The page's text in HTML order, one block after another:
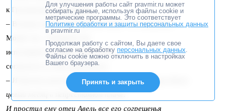
к Грузинскому Каталикосу.
– В конце концов, Кавказские горы – его владенья.
Может он,– ободряли мы
испугавшегося вдруг Августина,–
согласится за тебя поручиться.
– И прожил раскаявшийся вертолетчик у отца Авеля
целый месяц в непрестанном плаче.
И простил ему отец Авель все его согрешенья
Для улучшения работы сайт pravmir.ru может
собирать данные, используя файлы cookie и
метрические программы. Это соответствует
Политике обработки и защиты персональных данных
в pravmir.ru
Продолжая работу с сайтом, Вы даете свое
согласие на обработку персональных данных.
Файлы cookie можно отключить в настройках
Вашего браузера.
Принять и закрыть